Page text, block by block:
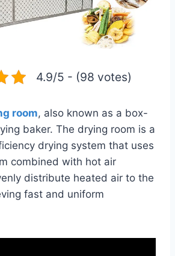
4.9/5 - (98 votes)
room, also known as a box-
baker. The drying room is a
drying system that uses
combined with hot air
distribute heated air to the
fast and uniform